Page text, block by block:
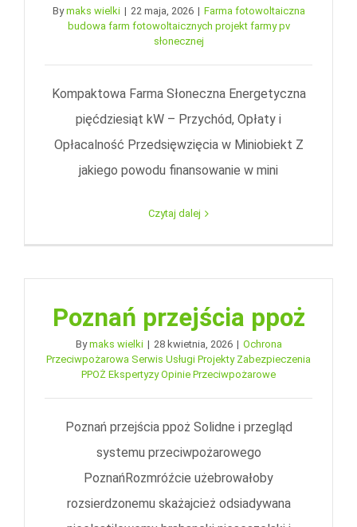
Bymaks wielki | 22 maja, 2026 | Farma fotowoltaiczna
budowa farm fotowoltaicznych projekt farmy pv
słonecznej
Kompaktowa Farma Słoneczna Energetyczna
pięćdziesiąt kW – Przychód, Opłaty i
Opłacalność Przedsięwzięcia w Miniobiekt Z
jakiego powodu finansowanie w mini
Czytaj dalej
Poznań przejścia ppoż
Bymaks wielki | 28 kwietnia, 2026 | Ochrona
Przeciwpożarowa Serwis Usługi Projekty Zabezpieczenia
PPOŻ Ekspertyzy Opinie Przeciwpożarowe
Poznań przejścia ppoż Solidne i przegląd
systemu przeciwpożarowego
PoznańRozmróźcie użebrowałoby
rozsierdzonemu skażajcież odsiadywana